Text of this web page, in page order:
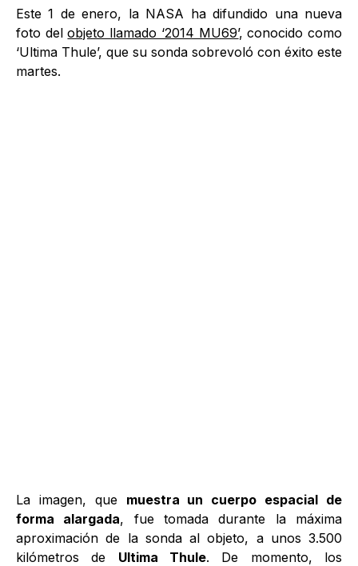
Este 1 de enero, la NASA ha difundido una nueva
foto delobjeto llamado ‘2014 MU69’, conocido como
‘Ultima Thule’, que su sonda sobrevoló con éxito este
martes.
La imagen, que muestra un cuerpo espacial de
forma alargada, fue tomada durante la máxima
aproximación de la sonda al objeto, a unos 3.500
kilómetros de Ultima Thule. De momento, los